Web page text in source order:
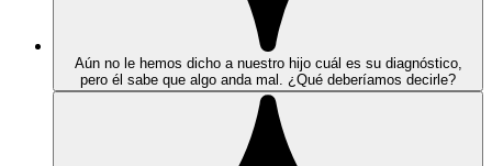
Aún no le hemos dicho a nuestro hijo cuál es su diagnóstico,
pero él sabe que algo anda mal. ¿Qué deberíamos decirle?